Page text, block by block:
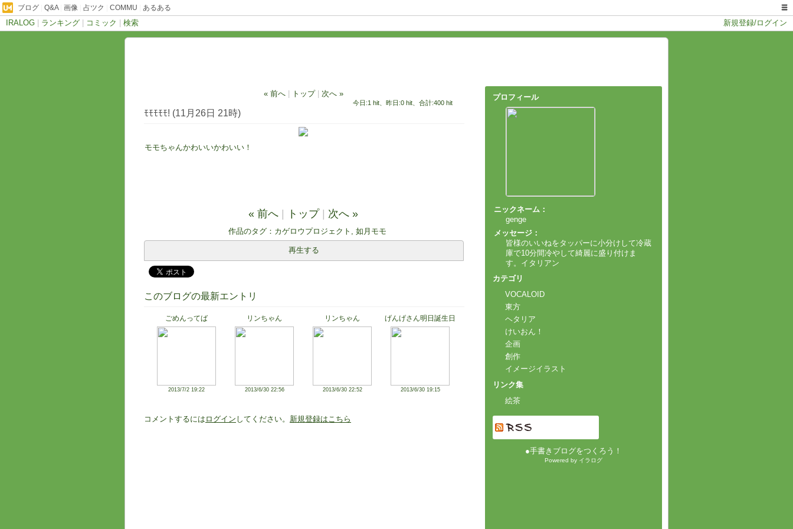
ブログ Q&A| 画像 占ツク COMMU あるある
IRALOG ランキング コミック 検索 新規登録/ログイン
« 前へ トップ 次へ »
今日:1 hit、昨日:0 hit、合計:400 hit
ﾓﾓﾓﾓﾓ! (11月26日 21時)
モモちゃんかわいいかわいい！
« 前へ トップ 次へ »
作品のタグ： カゲロウプロジェクト , 如月モモ
再生する
このブログの最新エントリ
ごめんってば
2013/7/2 19:22
リンちゃん
2013/6/30 22:56
リンちゃん
2013/6/30 22:52
げんげさん明日誕生日
2013/6/30 19:15
コメントするには ログイン してください。 新規登録はこちら
プロフィール
ニックネーム：
genge
メッセージ：
皆様のいいねをタッパーに小分けして冷蔵
庫で10分間冷やして綺麗に盛り付けま
す。イタリアン
カテゴリ
VOCALOID
東方
ヘタリア
けいおん！
企画
創作
イメージイラスト
リンク集
絵茶
●手書きブログをつくろう！
Powered by イラログ